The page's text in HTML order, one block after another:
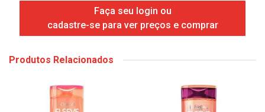
Faça seu login ou
cadastre-se para ver preços e comprar
Produtos Relacionados